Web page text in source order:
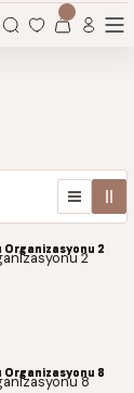
2
8